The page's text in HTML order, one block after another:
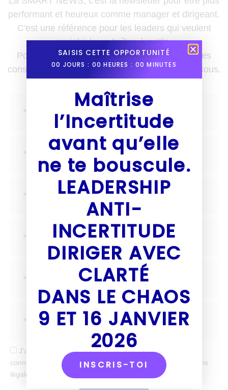
performant et heureux comme manager et dirigeant.
C'est une référence pour les leaders qui veulent
enrichir leurs boîtes à outils.
Pour recevoir des nouvelles, des astuces et des
conseils une fois par semaine, inscris-toi ci-dessous.
J'accepte de recevoir tes mails et confirme avoir pris
connaissance de votre politique de confidentialité et mentions
légales.
SAISIS CETTE OPPORTUNITÉ
00 JOURS : 00 HEURES : 00 MINUTES
Maîtrise
l’Incertitude
avant qu’elle
ne te bouscule.
LEADERSHIP
ANTI-
INCERTITUDE
DIRIGER AVEC
CLARTÉ
DANS LE CHAOS
9 ET 16 JANVIER
2026
INSCRIS-TOI